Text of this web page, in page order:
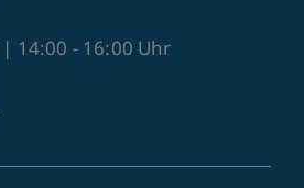
14:00 - 16:00 Uhr